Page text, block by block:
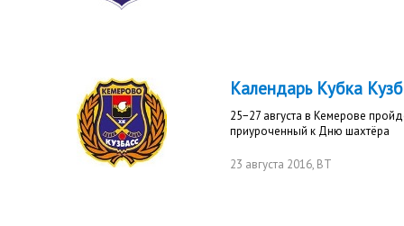
Календарь Кубка
25−27 августа в Кемерове
приуроченный к Дню шахтёра
23 августа 2016, ВТ